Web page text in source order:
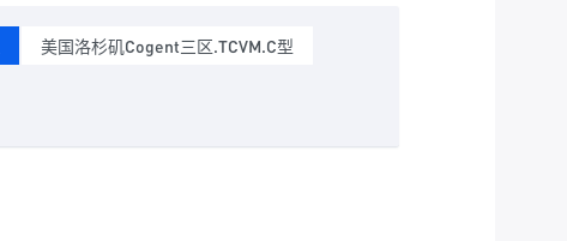
美国洛杉矶Cogent三区.TCVM.C型